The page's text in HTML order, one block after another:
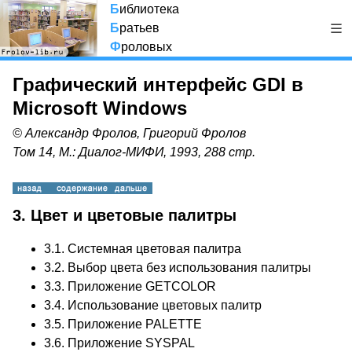
Библиотека
Братьев
Фроловых
Графический интерфейс GDI в
Microsoft Windows
© Александр Фролов, Григорий Фролов
Том 14, М.: Диалог-МИФИ, 1993, 288 стр.
3. Цвет и цветовые палитры
3.1. Системная цветовая палитра
3.2. Выбор цвета без использования палитры
3.3. Приложение GETCOLOR
3.4. Использование цветовых палитр
3.5. Приложение PALETTE
3.6. Приложение SYSPAL